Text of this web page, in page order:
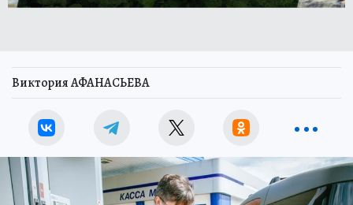
Виктория АФАНАСЬЕВА